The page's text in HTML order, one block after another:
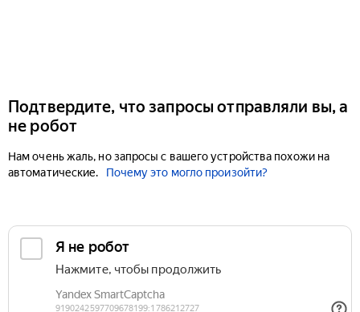
Подтвердите, что запросы отправляли вы, а
не робот
Нам очень жаль, но запросы с вашего устройства похожи на
автоматические.
Почему это могло произойти?